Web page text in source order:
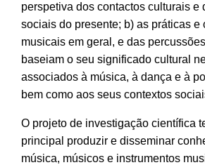
perspetiva dos contactos culturais e
sociais do presente; b) as práticas e
musicais em geral, e das
baseiam o seu significado cultural
associados à música, à dança e à
bem como aos seus contextos
O projeto de investigação científica
principal produzir e disseminar
música, músicos e instrumentos